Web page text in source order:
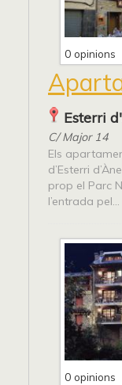
0 opinions
Esterri
C/ Major 14
Els
d’Esterri
prop el Parc
l’entrada pel...
0 opinions